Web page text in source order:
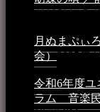
4月16日 -
月ぬまぷぃ
会）2025年4
令和6年度
ラム 音楽民